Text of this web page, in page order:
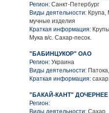
Регион: Санкт-Петербург
Виды деятельности: Крупа,
мучные изделия
Краткая информация:
Мука в/с. Сахар-песок.
"БАБИНЦУКОР" ОАО
Регион: Украина
Виды деятельности:
Краткая информация:
"БАКАЙ-КАНТ"
Регион:
Виды деятельности: Сахар